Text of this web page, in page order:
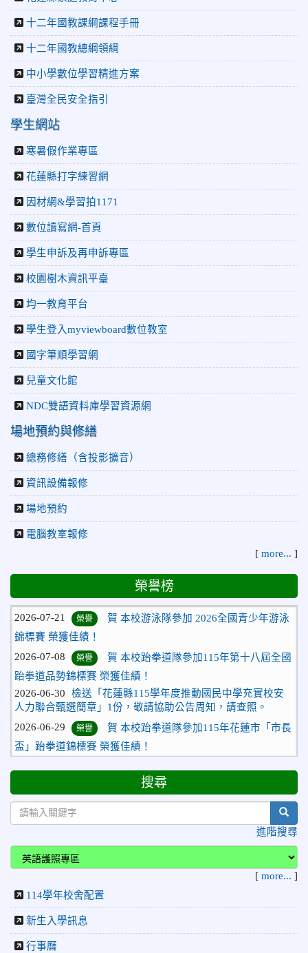
十二年國教課綱課程手冊
十二年國教總綱領綱
中小學數位學習精進方案
臺灣全民安全指引
學生網站
寒暑假作業專區
花蓮縣打字練習網
因材網&學習拍1171
數位讀寫網-首頁
學生申訴及再申訴專區
校園樹木資訊平臺
均一教育平台
學生登入myviewboard數位教室
國字筆順學習網
兒童文化館
NDC雙語資料庫學習資源網
場地預約與修繕
總務修繕（含投影擴音）
資訊設備報修
場地預約
電腦教室報修
[ more... ]
榮譽榜
益盃PTWA全國自走車競賽AI素養競賽榮獲銅牌
2026-07-21
榮譽
賀 本校游泳隊參加 2026全國青少年游泳
錦標賽 榮獲佳績！
榮譽
跆拳道品勢錦標賽 榮獲佳績！
2026-06-30 檢送「花蓮縣115學年度推動國民中學充實校安
人力聯合甄選簡章」1份，敬請協助公告周知，請查照。
榮譽
盃」跆拳道錦標賽 榮獲佳績！
2026-06-16
榮譽
賀 本校跆拳道隊參加115年第三十三屆全
國少年跆拳道錦標賽 榮獲佳績！
2026-06-10
榮譽
恭喜本校參加「115年花蓮市語文競
賽」，成績優異
賀 本校籃球隊參加 2026花蓮縣第46屆假
日盃籃球賽 榮獲季軍！
賀 本校游泳隊參加115年花蓮縣縣長盃分
齡游泳錦標賽榮獲佳績！
2026-06-02
榮譽
長盃」跆拳道錦標賽暨全國少年盃花蓮縣代表隊選拔賽 榮獲
佳績！
搜尋
進階搜尋
[ more... ]
114學年校舍配置
新生入學訊息
行事曆